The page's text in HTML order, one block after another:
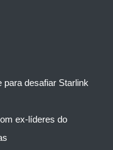
para desafiar Starlink
ex-líderes do